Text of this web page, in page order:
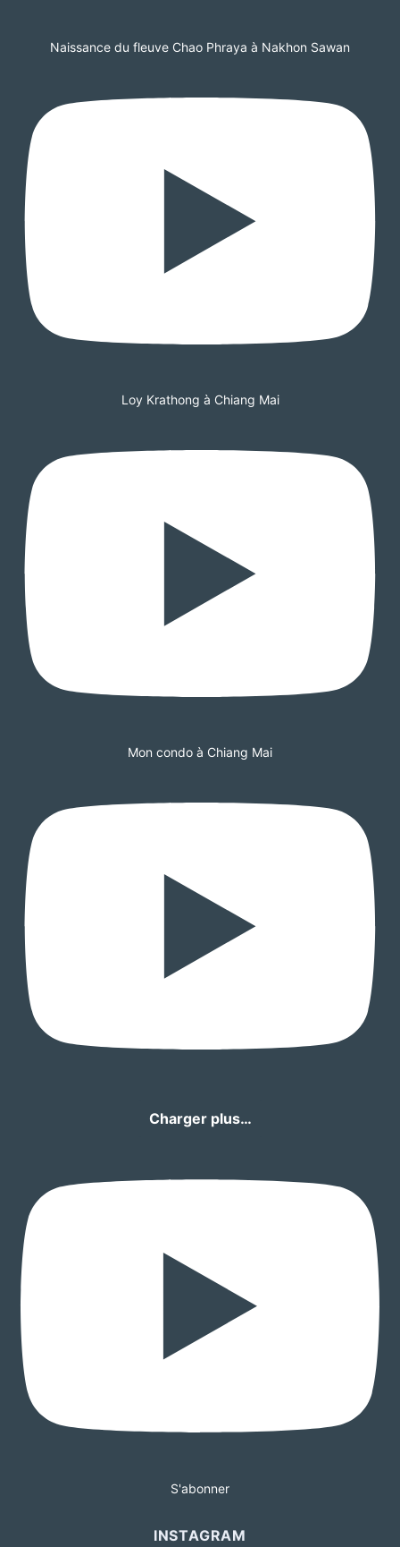
Naissance du fleuve Chao Phraya à Nakhon Sawan
Loy Krathong à Chiang Mai
Mon condo à Chiang Mai
Charger plus…
S'abonner
INSTAGRAM